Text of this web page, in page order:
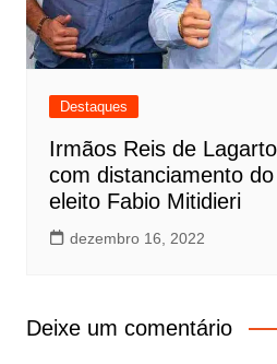
Destaques
Irmãos Reis de
com distanciamento
eleito Fabio Mitidieri
dezembro 16, 2022
Deixe um comentário